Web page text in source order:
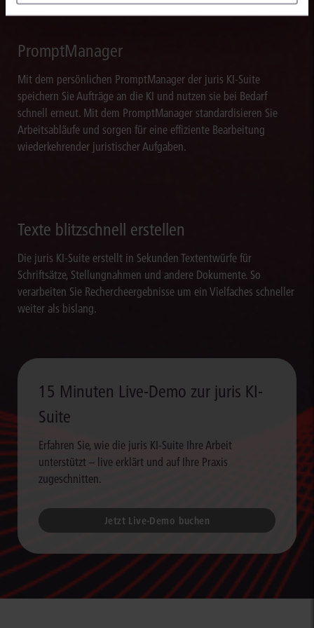
PromptManager
Mit dem persönlichen PromptManager der juris KI-Suite
speichern Sie Aufträge an die KI und nutzen sie bei Bedarf
schnell erneut. Mit dem PromptManager standardisieren Sie
Arbeitsabläufe und sorgen für eine effiziente Bearbeitung
wiederkehrender juristischer Aufgaben.
Texte blitzschnell erstellen
Die juris KI-Suite erstellt in Sekunden Textentwürfe für
Schriftsätze, Stellungnahmen und andere Dokumente. So
verarbeiten Sie Rechercheergebnisse um ein Vielfaches schneller
weiter als bislang.
15 Minuten Live-Demo zur juris KI-
Suite
Erfahren Sie, wie die juris KI-Suite Ihre Arbeit
unterstützt – live erklärt und auf Ihre Praxis
zugeschnitten.
Jetzt Live-Demo buchen